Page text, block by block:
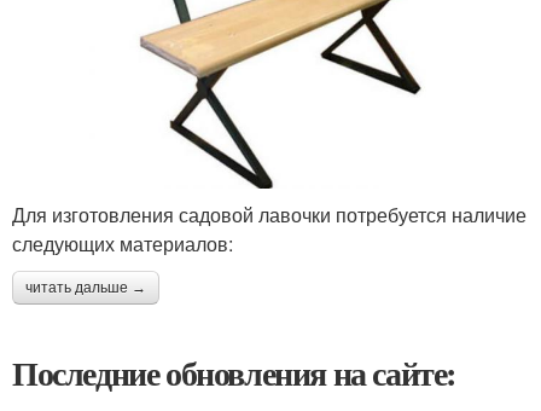
Для изготовления садовой лавочки потребуется наличие
следующих материалов:
читать дальше →
Последние обновления на сайте: